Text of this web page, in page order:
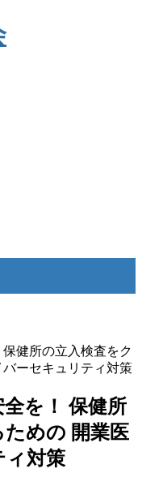
健所の立入検査をク
ーセキュリティ対策
めの 開業医
ィ対策